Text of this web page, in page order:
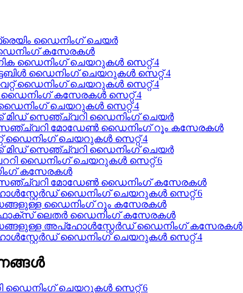
ഡൈനിംഗ് ചെയർ
കസേരകൾ
ഡൈനിംഗ് ചെയറുകൾ സെറ്റ് 4
ഡൈനിംഗ് ചെയറുകൾ സെറ്റ് 4
ഡൈനിംഗ് ചെയറുകൾ സെറ്റ് 4
ഡൈനിംഗ് കസേരകൾ സെറ്റ് 4
ഡൈനിംഗ് ചെയറുകൾ സെറ്റ് 4
മിഡ് സെഞ്ച്വറി ഡൈനിംഗ് ചെയർ
സെഞ്ച്വറി മോഡേൺ ഡൈനിംഗ് റൂം കസേരകൾ
ഡൈനിംഗ് ചെയറുകൾ സെറ്റ് 4
മിഡ് സെഞ്ച്വറി ഡൈനിംഗ് ചെയർ
ഡൈനിംഗ് ചെയറുകൾ സെറ്റ് 6
കസേരകൾ
സെഞ്ച്വറി മോഡേൺ ഡൈനിംഗ് കസേരകൾ
ഡൈനിംഗ് ചെയറുകൾ സെറ്റ് 6
ഡൈനിംഗ് റൂം കസേരകൾ
ഫോക്സ് ലെതർ ഡൈനിംഗ് കസേരകൾ
അപ്‌ഹോൾസ്റ്റേർഡ് ഡൈനിംഗ് കസേരകൾ
ഡൈനിംഗ് ചെയറുകൾ സെറ്റ് 4